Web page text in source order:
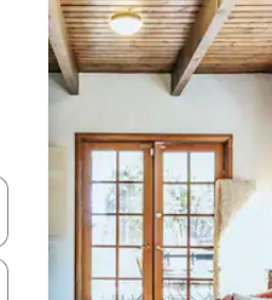
och nedåtpilarna eller